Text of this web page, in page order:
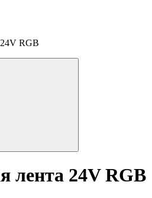
RGB
лента 24V RGB